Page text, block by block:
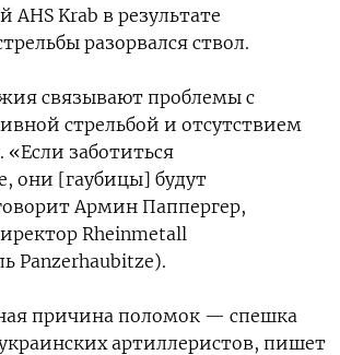
AHS Krab в результате
разорвался ствол.
связывают проблемы с
стрельбой и отсутствием
«Если заботиться
они [гаубицы] будут
Армин Паппергер,
Rheinmetall
Panzerhaubitze).
причина поломок — спешка
артиллеристов, пишет